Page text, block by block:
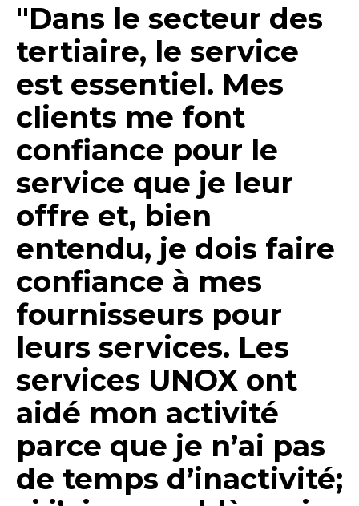
"Dans le secteur des
tertiaire, le service
est essentiel. Mes
clients me font
confiance pour le
service que je leur
offre et, bien
entendu, je dois faire
confiance à mes
fournisseurs pour
leurs services. Les
services UNOX ont
aidé mon activité
parce que je n’ai pas
de temps d’inactivité;